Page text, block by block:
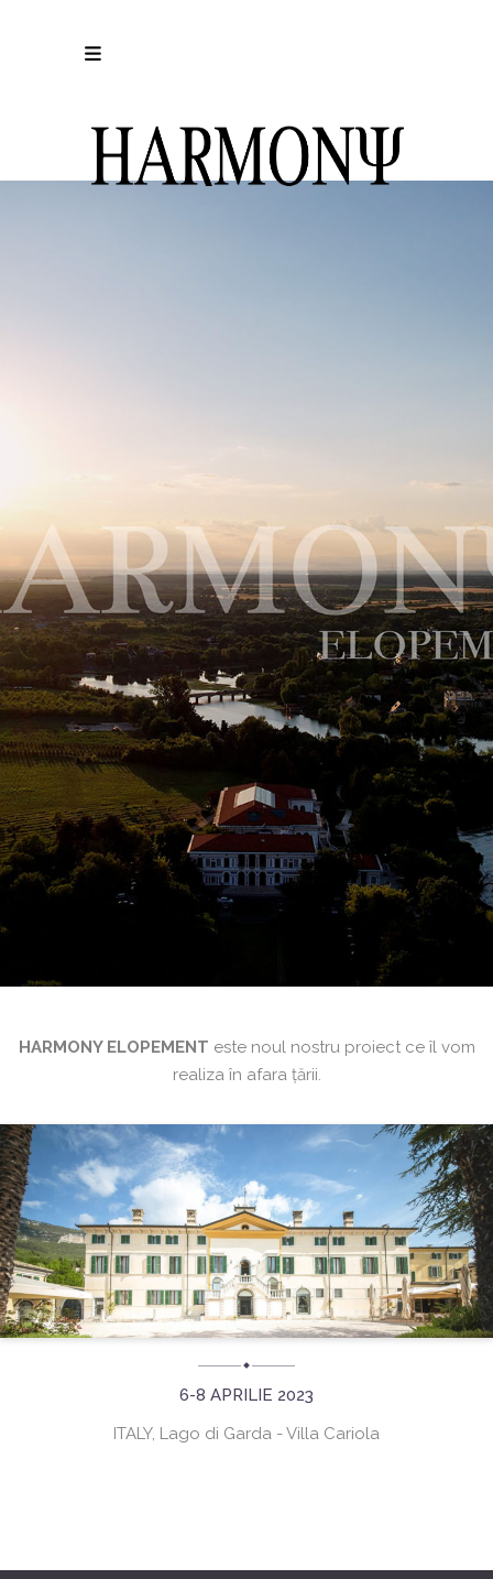
HARMONY ELOPEMENT este noul nostru proiect ce îl vom
realiza în afara țării.
6-8 APRILIE 2023
ITALY, Lago di Garda - Villa Cariola